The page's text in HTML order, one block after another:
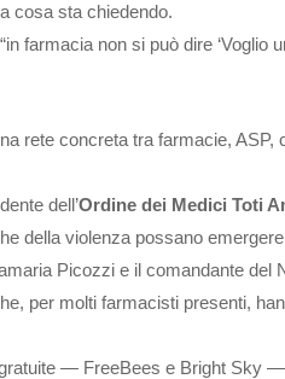
cosa sta chiedendo.
farmacia non si può dire ‘Voglio
rete concreta tra farmacie, ASP,
dell’Ordine dei Medici Toti
della violenza possano
Picozzi e il comandante del
per molti farmacisti presenti,
— FreeBees e Bright Sky